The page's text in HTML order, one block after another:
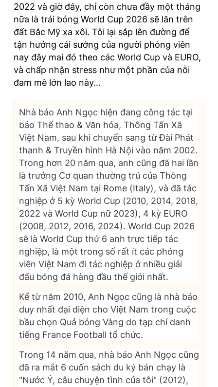
2022 và giờ đây, chỉ còn chưa đầy một tháng
nữa là trái bóng World Cup 2026 sẽ lăn trên
đất Bắc Mỹ xa xôi. Tôi lại sắp lên đường để
tận hưởng cái sướng của người phóng viên
nay đây mai đó theo các World Cup và EURO,
và chấp nhận stress như một phần của nỗi
đam mê lớn lao này…
Nhà báo Anh Ngọc hiện đang công tác tại
báo Thể thao & Văn hóa, Thông Tấn Xã
Việt Nam, sau khi chuyển sang từ Đài Phát
thanh & Truyền hình Hà Nội vào năm 2002.
Trong hơn 20 năm qua, anh cũng đã hai lần
là trưởng Cơ quan thường trú của Thông
Tấn Xã Việt Nam tại Rome (Italy), và đã tác
nghiệp ở 5 kỳ World Cup (2010, 2014, 2018,
2022 và World Cup nữ 2023), 4 kỳ EURO
(2008, 2012, 2016, 2024). World Cup 2026
sẽ là World Cup thứ 6 anh trực tiếp tác
nghiệp, là một trong số rất ít các phóng
viên Việt Nam đi tác nghiệp ở nhiều giải
đấu bóng đá hàng đầu thế giới nhất.
Kể từ năm 2010, Anh Ngọc cũng là nhà báo
duy nhất đại diện cho Việt Nam trong cuộc
bầu chọn Quả bóng Vàng do tạp chí danh
tiếng France Football tổ chức.
Trong 14 năm qua, nhà báo Anh Ngọc cũng
đã ra mắt 6 cuốn sách du ký bán chạy là
"Nước Ý, câu chuyện tình của tôi" (2012),